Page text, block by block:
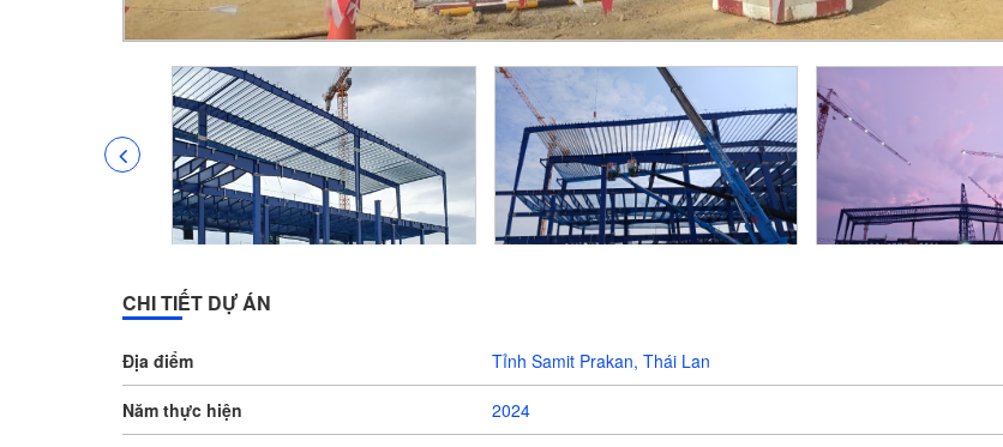
CHI TIẾT DỰ ÁN
Địa điểm Tỉnh Samit Prakan, Thái Lan
Năm thực hiện 2024